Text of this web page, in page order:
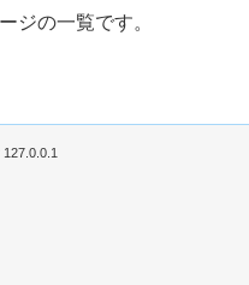
ジの一覧です。
127.0.0.1